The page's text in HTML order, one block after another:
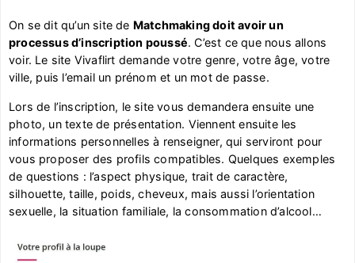
On se dit qu’un site de Matchmaking doit avoir un
processus d’inscription poussé. C’est ce que nous allons
voir. Le site Vivaflirt demande votre genre, votre âge, votre
ville, puis l’email un prénom et un mot de passe.
Lors de l’inscription, le site vous demandera ensuite une
photo, un texte de présentation. Viennent ensuite les
informations personnelles à renseigner, qui serviront pour
vous proposer des profils compatibles. Quelques exemples
de questions : l’aspect physique, trait de caractère,
silhouette, taille, poids, cheveux, mais aussi l’orientation
sexuelle, la situation familiale, la consommation d’alcool…